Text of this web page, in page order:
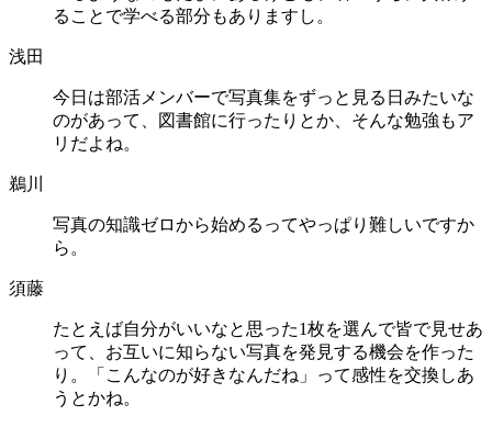
ることで学べる部分もありますし。
浅田
今日は部活メンバーで写真集をずっと見る日みたいな
のがあって、図書館に行ったりとか、そんな勉強もア
リだよね。
鵜川
写真の知識ゼロから始めるってやっぱり難しいですか
ら。
須藤
たとえば自分がいいなと思った1枚を選んで皆で見せあ
って、お互いに知らない写真を発見する機会を作った
り。「こんなのが好きなんだね」って感性を交換しあ
うとかね。